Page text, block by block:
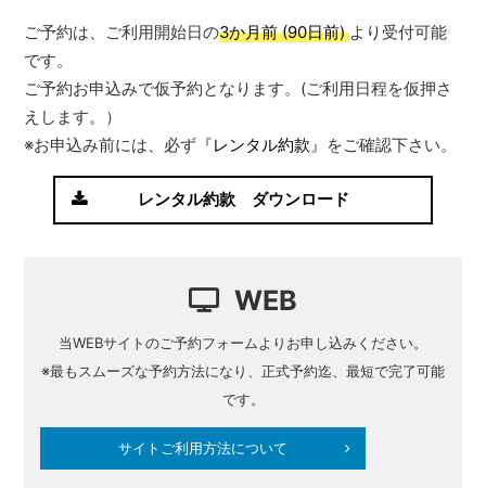
ご予約は、ご利用開始日の3か月前 (90日前)より受付可能
です。
ご予約お申込みで仮予約となります。(ご利用日程を仮押さ
えします。）
※お申込み前には、必ず『レンタル約款』をご確認下さい。
レンタル約款 ダウンロード
WEB
当WEBサイトのご予約フォームよりお申し込みください。
※最もスムーズな予約方法になり、正式予約迄、最短で完了可能
です。
サイトご利用方法について